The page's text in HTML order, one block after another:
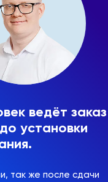
ведёт заказ
установки
так же после сдачи